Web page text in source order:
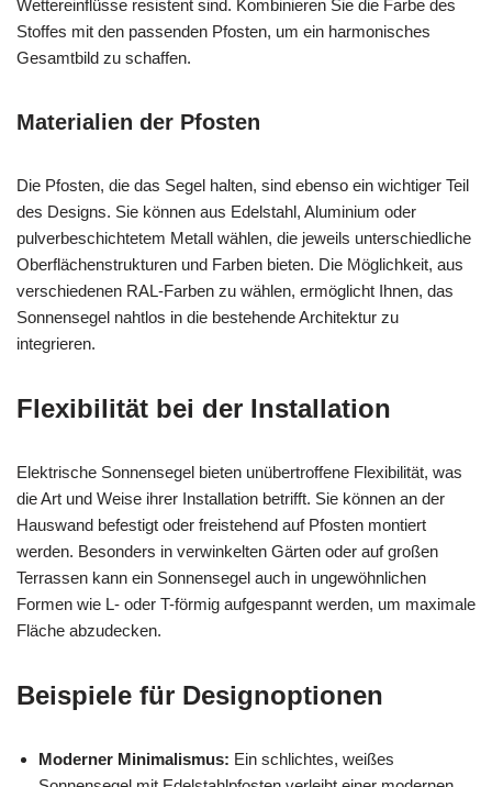
Wettereinflüsse resistent sind. Kombinieren Sie die Farbe des
Stoffes mit den passenden Pfosten, um ein harmonisches
Gesamtbild zu schaffen.
Materialien der Pfosten
Die Pfosten, die das Segel halten, sind ebenso ein wichtiger Teil
des Designs. Sie können aus Edelstahl, Aluminium oder
pulverbeschichtetem Metall wählen, die jeweils unterschiedliche
Oberflächenstrukturen und Farben bieten. Die Möglichkeit, aus
verschiedenen RAL-Farben zu wählen, ermöglicht Ihnen, das
Sonnensegel nahtlos in die bestehende Architektur zu
integrieren.
Flexibilität bei der Installation
Elektrische Sonnensegel bieten unübertroffene Flexibilität, was
die Art und Weise ihrer Installation betrifft. Sie können an der
Hauswand befestigt oder freistehend auf Pfosten montiert
werden. Besonders in verwinkelten Gärten oder auf großen
Terrassen kann ein Sonnensegel auch in ungewöhnlichen
Formen wie L- oder T-förmig aufgespannt werden, um maximale
Fläche abzudecken.
Beispiele für Designoptionen
Moderner Minimalismus: Ein schlichtes, weißes